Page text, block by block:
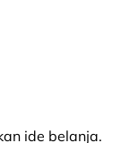
ide belanja.